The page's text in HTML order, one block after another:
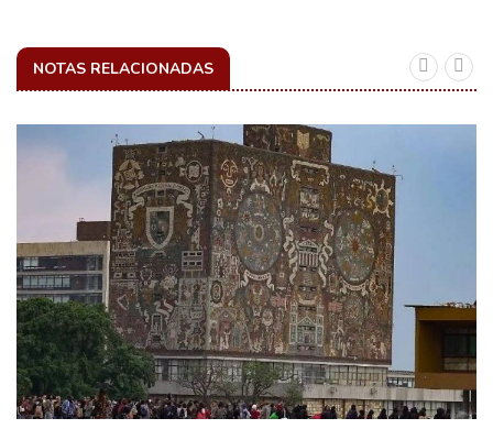
NOTAS RELACIONADAS